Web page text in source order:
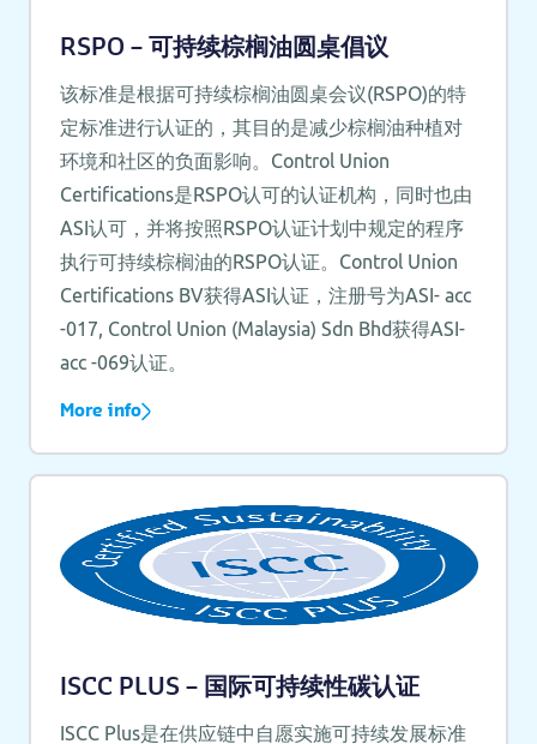
RSPO – 可持续棕榈油圆桌倡议
该标准是根据可持续棕榈油圆桌会议(RSPO)的特
定标准进行认证的，其目的是减少棕榈油种植对
环境和社区的负面影响。Control Union
Certifications是RSPO认可的认证机构，同时也由
ASI认可，并将按照RSPO认证计划中规定的程序
执行可持续棕榈油的RSPO认证。Control Union
Certifications BV获得ASI认证，注册号为ASI- acc
-017, Control Union (Malaysia) Sdn Bhd获得ASI-
acc -069认证。
More info
ISCC PLUS – 国际可持续性碳认证
ISCC Plus是在供应链中自愿实施可持续发展标准